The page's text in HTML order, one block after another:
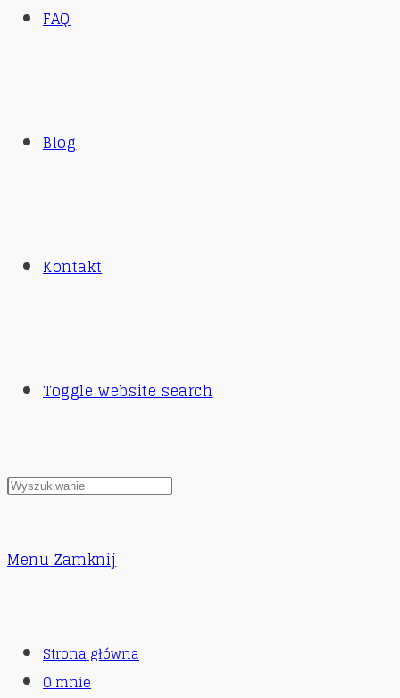
FAQ
Blog
Kontakt
Toggle website search
Menu Zamknij
Strona główna
O mnie